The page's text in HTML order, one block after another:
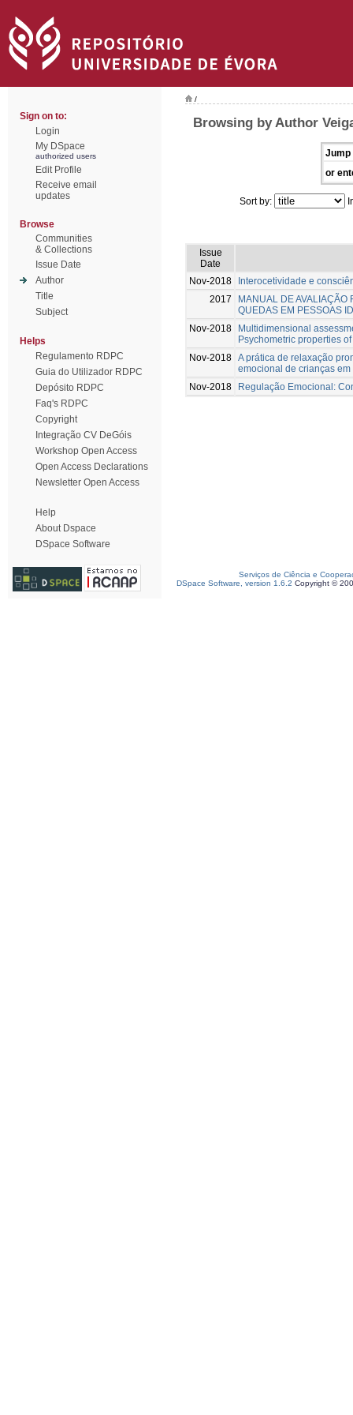
Sign on to:
Login
My DSpace
authorized users
Edit Profile
Receive email
updates
Browse
Communities
& Collections
Issue Date
Author
Title
Subject
Helps
Regulamento RDPC
Guia do Utilizador RDPC
Depósito RDPC
Faq's RDPC
Copyright
Integração CV DeGóis
Workshop Open Access
Open Access Declarations
Newsletter Open Access
Help
About Dspace
DSpace Software
/
Browsing by Author
Jump
or
Sort by:
Issue
Date
Nov-2018
Interocetividade e
2017
MANUAL DE AVALIAÇÃO
QUEDAS EM PESSOAS
Nov-2018
Multidimensional
Psychometric properties
Nov-2018 A prática de relaxação
emocional de crianças
Nov-2018
Regulação Emocional:
Serviços de Ciência e
DSpace Software, version 1.6.2 Copyright ©